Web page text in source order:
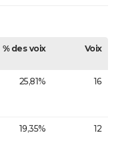
% des voix Voix
25,81% 16
19,35% 12